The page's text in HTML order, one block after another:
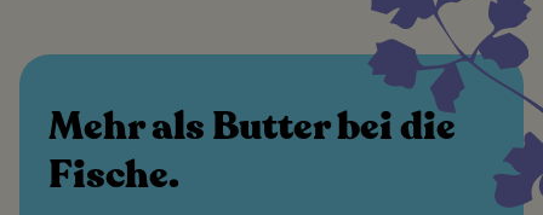
Mehr als Butter bei die
Fische.